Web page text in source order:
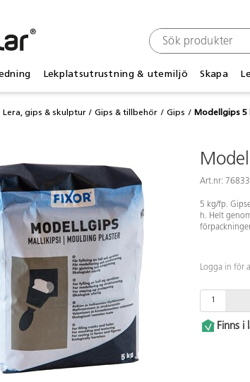
Lekplatsutrustning & utemiljö Skapa
Lera, gips & skulptur Gips & tillbehör Gips Modellgips 5
Art.nr: 76833
5 kg/fp.
h. Helt
Logga in för
Finns i